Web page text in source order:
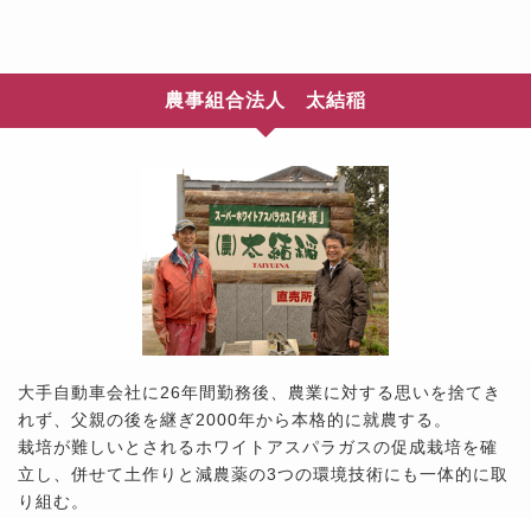
農事組合法人 太結稲
大手自動車会社に26年間勤務後、農業に対する思いを捨てき
れず、父親の後を継ぎ2000年から本格的に就農する。
栽培が難しいとされるホワイトアスパラガスの促成栽培を確
立し、併せて土作りと減農薬の3つの環境技術にも一体的に取
り組む。